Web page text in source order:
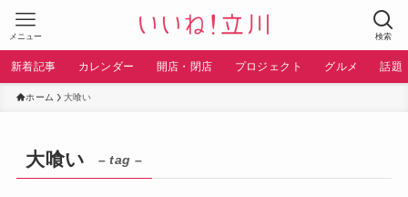
検索
メニュー
新着記事 カレンダー 開店・閉店 プロジェクト グルメ 話題
ホーム 大喰い
大喰い – tag –